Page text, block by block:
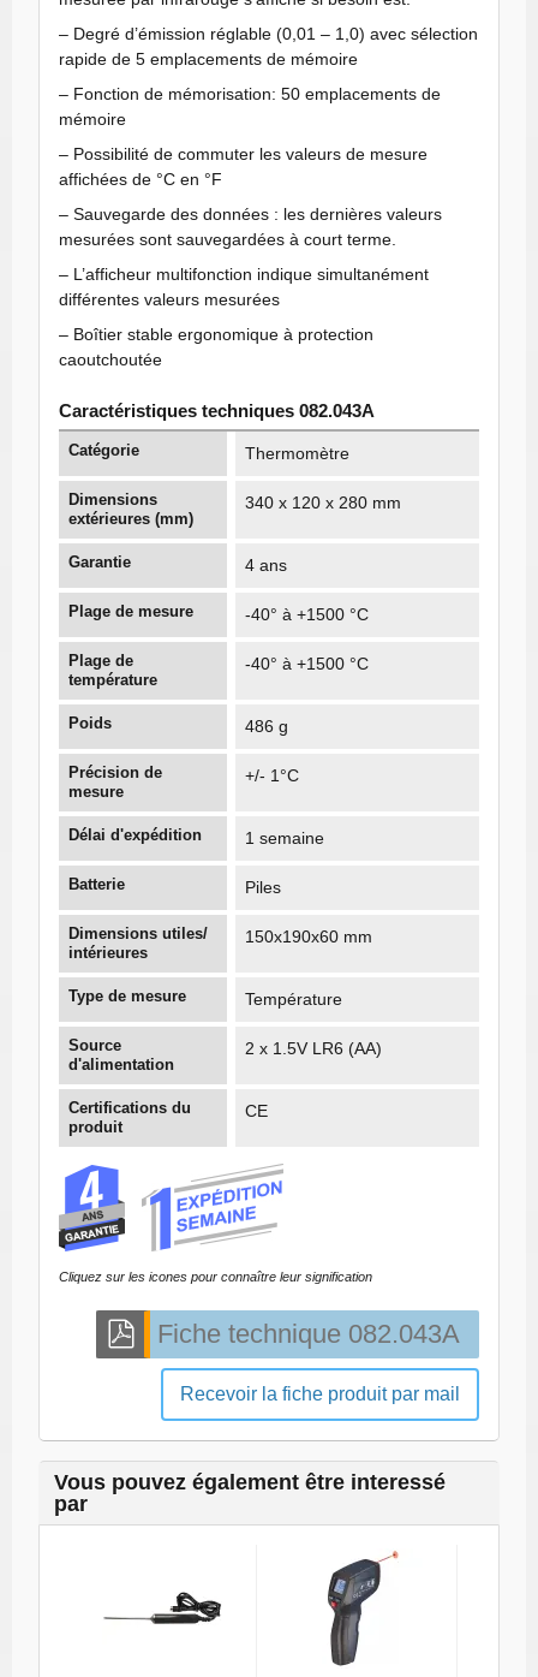
– Degré d’émission réglable (0,01 – 1,0) avec sélection
rapide de 5 emplacements de mémoire
– Fonction de mémorisation: 50 emplacements de
mémoire
– Possibilité de commuter les valeurs de mesure
affichées de °C en °F
– Sauvegarde des données : les dernières valeurs
mesurées sont sauvegardées à court terme.
– L’afficheur multifonction indique simultanément
différentes valeurs mesurées
– Boîtier stable ergonomique à protection
caoutchoutée
Caractéristiques techniques 082.043A
Catégorie Thermomètre
Dimensions
extérieures (mm)
340 x 120 x 280 mm
Garantie 4 ans
Plage de mesure -40° à +1500 °C
Plage de
température
-40° à +1500 °C
Poids 486 g
Précision de
mesure
+/- 1°C
Délai d'expédition 1 semaine
Batterie Piles
Dimensions utiles/
intérieures
150x190x60 mm
Type de mesure Température
Source
d'alimentation
2 x 1.5V LR6 (AA)
Certifications du
produit
CE
Cliquez sur les icones pour connaître leur signification
Recevoir la fiche produit par mail
Vous pouvez également être interessé
par